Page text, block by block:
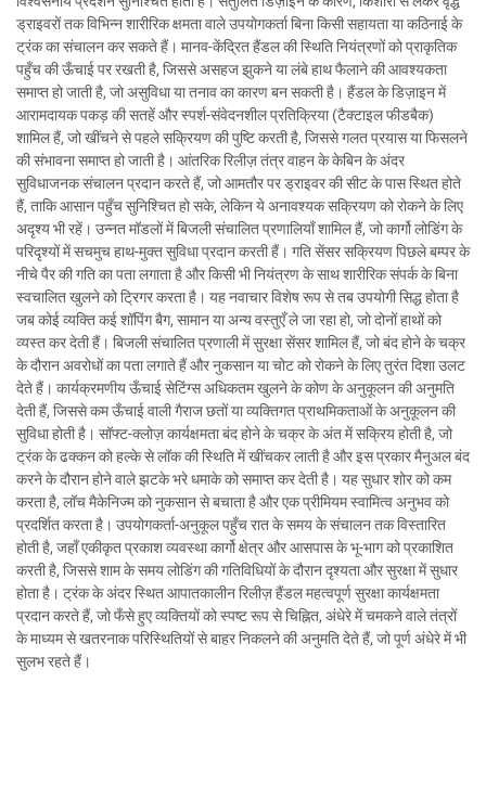
ड्राइवरों तक विभिन्न शारीरिक क्षमता वाले उपयोगकर्ता बिना किसी सहायता या कठिनाई के
ट्रंक का संचालन कर सकते हैं। मानव-केंद्रित हैंडल की स्थिति नियंत्रणों को प्राकृतिक
पहुँच की ऊँचाई पर रखती है, जिससे असहज झुकने या लंबे हाथ फैलाने की आवश्यकता
समाप्त हो जाती है, जो असुविधा या तनाव का कारण बन सकती है। हैंडल के डिज़ाइन में
आरामदायक पकड़ की सतहें और स्पर्श-संवेदनशील प्रतिक्रिया (टैक्टाइल फीडबैक)
शामिल हैं, जो खींचने से पहले सक्रियण की पुष्टि करती है, जिससे गलत प्रयास या फिसलने
की संभावना समाप्त हो जाती है। आंतरिक रिलीज़ तंत्र वाहन के केबिन के अंदर
सुविधाजनक संचालन प्रदान करते हैं, जो आमतौर पर ड्राइवर की सीट के पास स्थित होते
हैं, ताकि आसान पहुँच सुनिश्चित हो सके, लेकिन ये अनावश्यक सक्रियण को रोकने के लिए
अदृश्य भी रहें। उन्नत मॉडलों में बिजली संचालित प्रणालियाँ शामिल हैं, जो कार्गो लोडिंग के
परिदृश्यों में सचमुच हाथ-मुक्त सुविधा प्रदान करती हैं। गति सेंसर सक्रियण पिछले बम्पर के
नीचे पैर की गति का पता लगाता है और किसी भी नियंत्रण के साथ शारीरिक संपर्क के बिना
स्वचालित खुलने को ट्रिगर करता है। यह नवाचार विशेष रूप से तब उपयोगी सिद्ध होता है
जब कोई व्यक्ति कई शॉपिंग बैग, सामान या अन्य वस्तुएँ ले जा रहा हो, जो दोनों हाथों को
व्यस्त कर देती हैं। बिजली संचालित प्रणाली में सुरक्षा सेंसर शामिल हैं, जो बंद होने के चक्र
के दौरान अवरोधों का पता लगाते हैं और नुकसान या चोट को रोकने के लिए तुरंत दिशा उलट
देते हैं। कार्यक्रमणीय ऊँचाई सेटिंग्स अधिकतम खुलने के कोण के अनुकूलन की अनुमति
देती हैं, जिससे कम ऊँचाई वाली गैराज छतों या व्यक्तिगत प्राथमिकताओं के अनुकूलन की
सुविधा होती है। सॉफ्ट-क्लोज़ कार्यक्षमता बंद होने के चक्र के अंत में सक्रिय होती है, जो
ट्रंक के ढक्कन को हल्के से लॉक की स्थिति में खींचकर लाती है और इस प्रकार मैनुअल बंद
करने के दौरान होने वाले झटके भरे धमाके को समाप्त कर देती है। यह सुधार शोर को कम
करता है, लॉच मैकेनिज्म को नुकसान से बचाता है और एक प्रीमियम स्वामित्व अनुभव को
प्रदर्शित करता है। उपयोगकर्ता-अनुकूल पहुँच रात के समय के संचालन तक विस्तारित
होती है, जहाँ एकीकृत प्रकाश व्यवस्था कार्गो क्षेत्र और आसपास के भू-भाग को प्रकाशित
करती है, जिससे शाम के समय लोडिंग की गतिविधियों के दौरान दृश्यता और सुरक्षा में सुधार
होता है। ट्रंक के अंदर स्थित आपातकालीन रिलीज़ हैंडल महत्वपूर्ण सुरक्षा कार्यक्षमता
प्रदान करते हैं, जो फँसे हुए व्यक्तियों को स्पष्ट रूप से चिह्नित, अंधेरे में चमकने वाले तंत्रों
के माध्यम से खतरनाक परिस्थितियों से बाहर निकलने की अनुमति देते हैं, जो पूर्ण अंधेरे में भी
सुलभ रहते हैं।